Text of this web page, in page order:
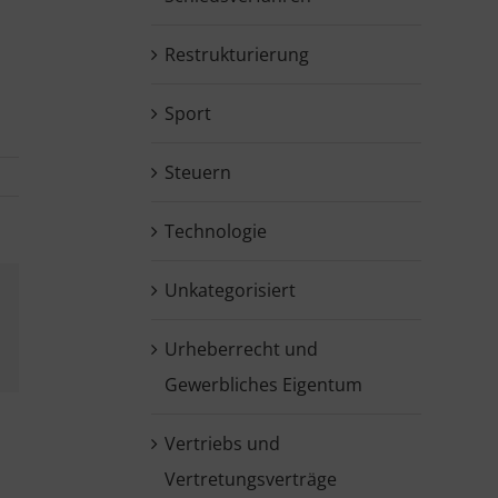
Restrukturierung
Sport
Steuern
Technologie
Unkategorisiert
Urheberrecht und
Gewerbliches Eigentum
Vertriebs und
Vertretungsverträge